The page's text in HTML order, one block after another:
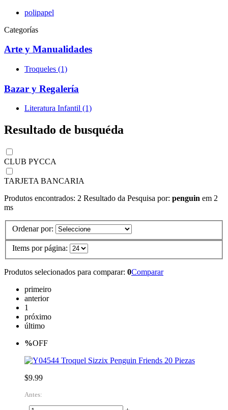
polipapel
Categorías
Arte y Manualidades
Troqueles (1)
Bazar y Regalería
Literatura Infantil (1)
Resultado de busquéda
CLUB PYCCA
TARJETA BANCARIA
Produtos encontrados: 2 Resultado da Pesquisa por: penguin em 2
ms
Ordenar por:
Items por página:
Produtos selecionados para comparar: 0Comparar
primeiro
anterior
1
próximo
último
%OFF
Troquel Sizzix Penguin Friends 20 Piezas
$9.99
Antes: